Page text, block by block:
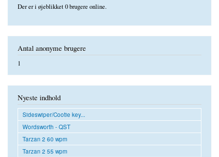
Der er i øjeblikket 0 brugere online.
Antal anonyme brugere
1
Nyeste indhold
Sideswiper/Cootie key...
Wordsworth - QST
Tarzan 2 60 wpm
Tarzan 2 55 wpm